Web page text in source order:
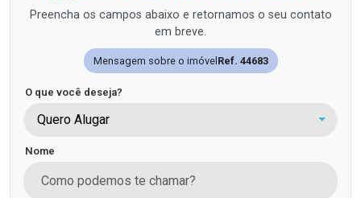
Preencha os campos abaixo e retornamos o seu contato
em breve.
Mensagem sobre o imóvel Ref. 44683
O que você deseja?
Quero Alugar
Nome